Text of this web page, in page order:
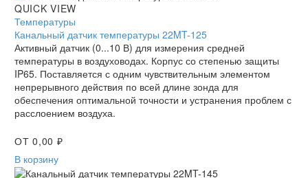
Канальный
датчик
температуры
22MT-
125
QUICK VIEW
Температуры
Канальный датчик температуры 22MT-125
Активный датчик (0...10 В) для измерения средней
температуры в воздуховодах. Корпус со степенью защиты
IP65. Поставляется с одним чувствительным элементом
непрерывного действия по всей длине зонда для
обеспечения оптимальной точности и устранения проблем с
расслоением воздуха.
ОТ0,00 ₽
В корзину